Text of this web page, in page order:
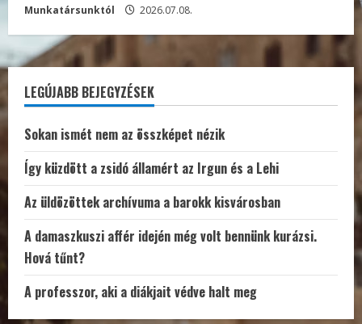
Munkatársunktól 2026.07.08.
LEGÚJABB BEJEGYZÉSEK
Sokan ismét nem az összképet nézik
Így küzdött a zsidó államért az Irgun és a Lehi
Az üldözöttek archívuma a barokk kisvárosban
A damaszkuszi affér idején még volt bennünk kurázsi.
Hová tűnt?
A professzor, aki a diákjait védve halt meg